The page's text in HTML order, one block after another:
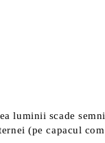
luminii scade
(pe capacul